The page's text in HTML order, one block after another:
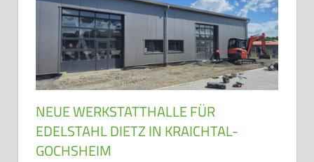
NEUE WERKSTATTHALLE FÜR
EDELSTAHL DIETZ IN KRAICHTAL-
GOCHSHEIM